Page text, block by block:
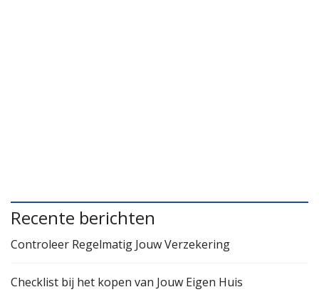
Recente berichten
Controleer Regelmatig Jouw Verzekering
Checklist bij het kopen van Jouw Eigen Huis